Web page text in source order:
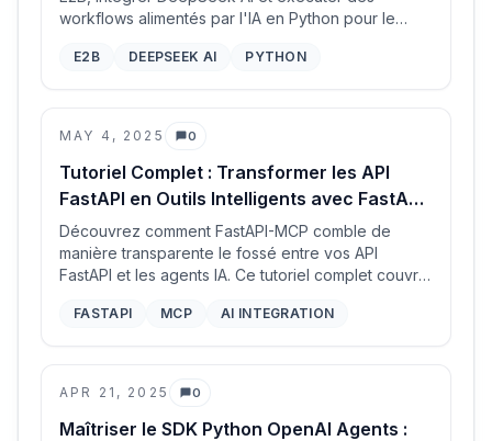
workflows alimentés par l'IA en Python pour le
E2B DEEPSEEK AI PYTHON
MAY 4, 2025 0
Commentaires
Tutoriel Complet : Transformer les API
FastAPI en Outils Intelligents avec FastAPI-
MCP
Découvrez comment FastAPI-MCP comble de
manière transparente le fossé entre vos API
FastAPI et les agents IA. Ce tutoriel complet couvre
cas d'utilisation réels, vous permettant de créer
FASTAPI MCP AI INTEGRATION
APR 21, 2025 0
Commentaires
Maîtriser le SDK Python OpenAI Agents :